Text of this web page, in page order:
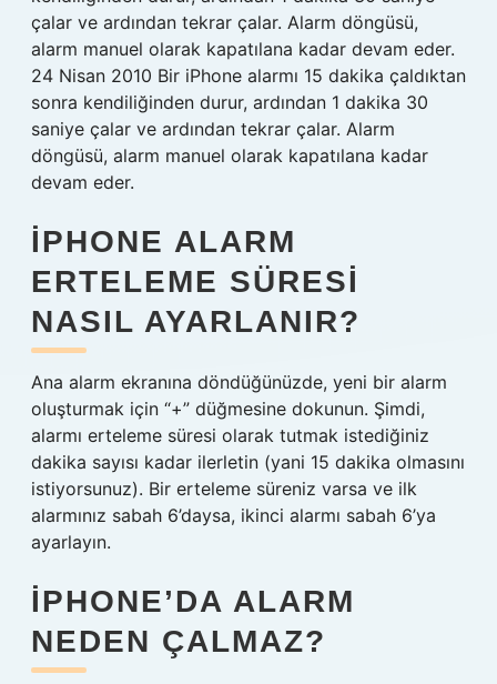
çalar ve ardından tekrar çalar. Alarm döngüsü,
alarm manuel olarak kapatılana kadar devam eder.
24 Nisan 2010 Bir iPhone alarmı 15 dakika çaldıktan
sonra kendiliğinden durur, ardından 1 dakika 30
saniye çalar ve ardından tekrar çalar. Alarm
döngüsü, alarm manuel olarak kapatılana kadar
devam eder.
IPHONE ALARM
ERTELEME SÜRESI
NASIL AYARLANIR?
Ana alarm ekranına döndüğünüzde, yeni bir alarm
oluşturmak için “+” düğmesine dokunun. Şimdi,
alarmı erteleme süresi olarak tutmak istediğiniz
dakika sayısı kadar ilerletin (yani 15 dakika olmasını
istiyorsunuz). Bir erteleme süreniz varsa ve ilk
alarmınız sabah 6’daysa, ikinci alarmı sabah 6’ya
ayarlayın.
IPHONE’DA ALARM
NEDEN ÇALMAZ?